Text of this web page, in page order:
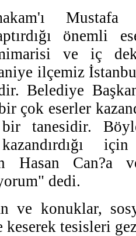
önemli
ve iç
ilçemiz
Belediye
çok eserler
bir tanesidir.
Hasan Can?a
dedi.
ve konuklar,
tesisleri